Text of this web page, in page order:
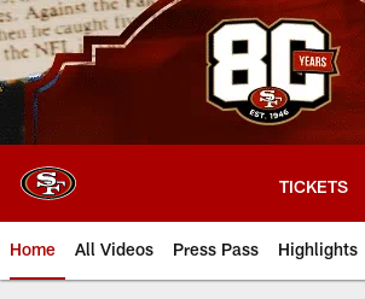
Skip
to
main
content
TICKETS
Home All Videos Press Pass Highlights